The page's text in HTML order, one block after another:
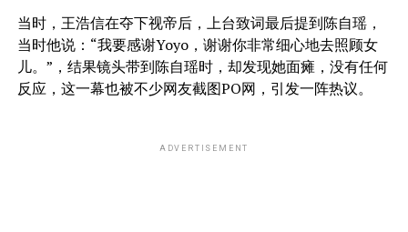
当时，王浩信在夺下视帝后，上台致词最后提到陈自瑶，
当时他说：“我要感谢Yoyo，谢谢你非常细心地去照顾女
儿。”，结果镜头带到陈自瑶时，却发现她面瘫，没有任何
反应，这一幕也被不少网友截图PO网，引发一阵热议。
ADVERTISEMENT